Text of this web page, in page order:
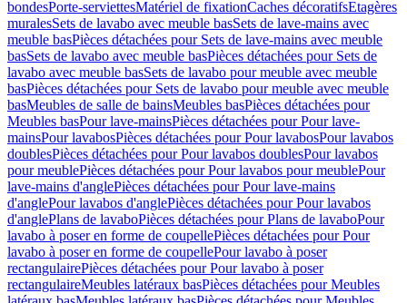
bondesPorte-serviettesMatériel de fixationCaches décoratifsEtagères
muralesSets de lavabo avec meuble basSets de lave-mains avec
meuble basPièces détachées pour Sets de lave-mains avec meuble
basSets de lavabo avec meuble basPièces détachées pour Sets de
lavabo avec meuble basSets de lavabo pour meuble avec meuble
basPièces détachées pour Sets de lavabo pour meuble avec meuble
basMeubles de salle de bainsMeubles basPièces détachées pour
Meubles basPour lave-mainsPièces détachées pour Pour lave-
mainsPour lavabosPièces détachées pour Pour lavabosPour lavabos
doublesPièces détachées pour Pour lavabos doublesPour lavabos
pour meublePièces détachées pour Pour lavabos pour meublePour
lave-mains d'anglePièces détachées pour Pour lave-mains
d'anglePour lavabos d'anglePièces détachées pour Pour lavabos
d'anglePlans de lavaboPièces détachées pour Plans de lavaboPour
lavabo à poser en forme de coupellePièces détachées pour Pour
lavabo à poser en forme de coupellePour lavabo à poser
rectangulairePièces détachées pour Pour lavabo à poser
rectangulaireMeubles latéraux basPièces détachées pour Meubles